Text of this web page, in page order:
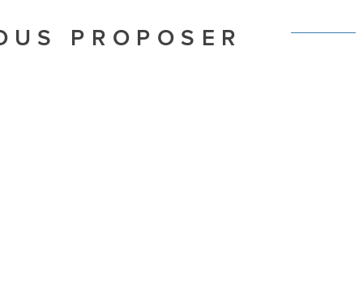
PROPOSER